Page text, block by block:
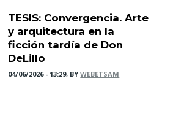
TESIS: Convergencia. Arte
y arquitectura en la
ficción tardía de Don
DeLillo
04/06/2026 - 13:29, BYWEBETSAM